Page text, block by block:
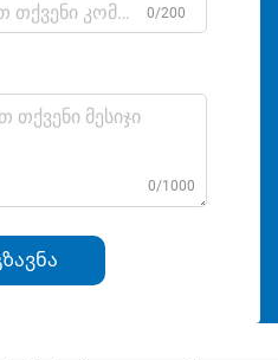
0/200
0/1000